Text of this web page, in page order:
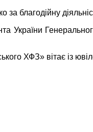
за благодійну
України
ХФЗ» вітає із